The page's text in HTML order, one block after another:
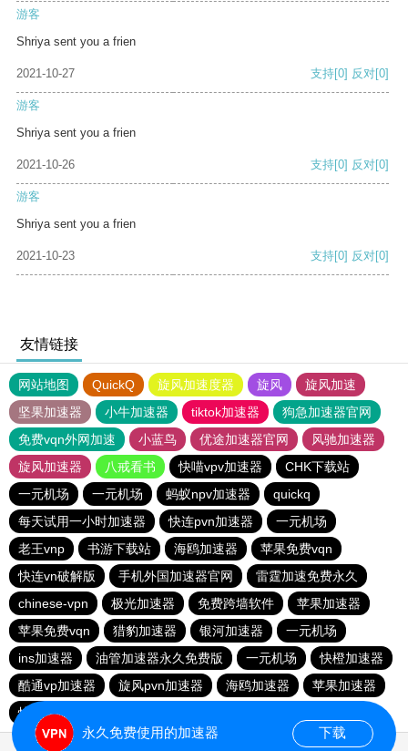
游客
Shriya sent you a frien
2021-10-27 支持[0] 反对[0]
游客
Shriya sent you a frien
2021-10-26 支持[0] 反对[0]
游客
Shriya sent you a frien
2021-10-23 支持[0] 反对[0]
友情链接
网站地图 QuickQ 旋风加速度器 旋风
旋风加速
坚果加速器
小牛加速器 tiktok加速器
狗急加速器官网
免费vqn外网加速
小蓝鸟 优途加速器官网
风驰加速器
旋风加速器
八戒看书 快喵vpv加速器
CHK下载站
一元机场
一元机场 蚂蚁npv加速器
quickq
每天试用一小时加速器
快连pvn加速器
一元机场
老王vnp
书游下载站 海鸥加速器
苹果免费vqn
快连vn破解版
手机外国加速器官网
雷霆加速免费永久
chinese-vpn
极光加速器 免费跨墙软件
苹果加速器
苹果免费vqn
猎豹加速器 银河加速器
一元机场
ins加速器
油管加速器永久免费版 一元机场
快橙加速器
酷通vp加速器
旋风pvn加速器 海鸥加速器
苹果加速器
快橙加速器
永久免费使用的加速器 下载